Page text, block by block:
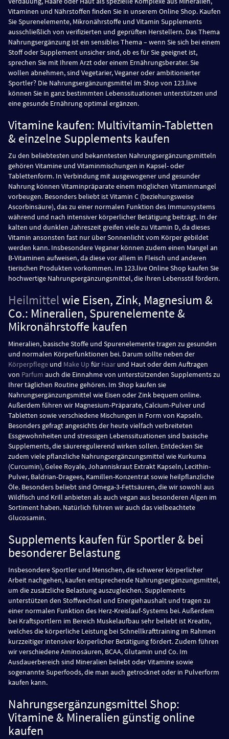
Vitaminen und Nährstoffen finden Sie in unserem Online Shop. Kaufen
Sie Spurenelemente, Mikronährstoffe und Vitamin Supplements
ausschließlich von verifizierten und geprüften Herstellern. Das Thema
Nahrungsergänzung ist ein sensibles Thema – wenn Sie sich bei einem
Stoff oder Supplement unsicher sind, ob es für Sie geeignet ist,
sprechen Sie mit Ihrem Arzt oder einem Ernährungsberater. Sie
wollen abnehmen, sind Vegetarier, Veganer oder ambitionierter
Sportler? Die Nahrungsergänzungsmittel im Shop von 123.live
können Sie in ganz bestimmten Lebenssituationen unterstützen und
eine gesunde Ernährung optimal ergänzen.
Vitamine kaufen: Multivitamin-Tabletten
& einzelne Supplements kaufen
Zu den beliebtesten und bekanntesten Nahrungsergänzungsmitteln
gehören Vitamine und Vitaminmischungen in Kapsel- oder
Tablettenform. In Verbindung mit ausgewogener und gesunder
Nahrung können Vitaminpräparate einem möglichen Vitaminmangel
vorbeugen. Besonders beliebt ist Vitamin C (beziehungsweise
Ascorbinsäure), das zu einer normalen Funktion des Immunsystems
während und nach intensiver körperlicher Betätigung beiträgt. In der
kalten und dunklen Jahreszeit greifen viele zu Vitamin D, da dieses
Vitamin ansonsten fast nur über Sonnenlicht vom Körper gebildet
werden kann. Insbesondere Veganer können zudem einen Mangel an
B-Vitaminen aufweisen, da diese vor allem in Fleisch und anderen
tierischen Produkten vorkommen. Im 123.live Online Shop kaufen Sie
hochwertige Nahrungsergänzungsmittel, die Ihren Lebensstil fördern.
Heilmittelwie Eisen, Zink, Magnesium &
Co.: Mineralien, Spurenelemente &
Mikronährstoffe kaufen
Mineralien, basische Stoffe und Spurenelemente tragen zu gesunden
und normalen Körperfunktionen bei. Darum sollte neben der
Körperpflege und Make Up für Haar und Haut oder dem Auftragen
von Parfum auch die Einnahme von unterstützenden Supplements zu
Ihrer täglichen Routine gehören. Im Shop kaufen sie
Nahrungsergänzungsmittel wie Eisen oder Zink bequem online.
Außerdem führen wir Magnesium-Präparate, Calcium-Pulver und
Tabletten sowie verschiedene Mischungen in Form von Kapseln.
Besonders gefragt angesichts der heute vielfach verbreiteten
Essgewohnheiten und stressigen Lebenssituationen sind basische
Supplements, die säureregulierend wirken sollen. Entdecken Sie
zudem viele pflanzliche Nahrungsergänzungsmittel wie Kurkuma
(Curcumin), Gelee Royale, Johanniskraut Extrakt Kapseln, Lecithin-
Pulver, Baldrian-Dragees, Kamillen-Konzentrat sowie heilpflanzliche
Öle. Besonders beliebt sind Omega-3-Fettsäuren, die wir sowohl aus
Wildfisch und Krill anbieten als auch vegan aus besonderen Algen im
Sortiment haben. Natürlich führen wir auch das vielbeachtete
Glucosamin.
Supplements kaufen für Sportler & bei
besonderer Belastung
Insbesondere Sportler und Menschen, die schwerer körperlicher
Arbeit nachgehen, kaufen entsprechende Nahrungsergänzungsmittel,
um die zusätzliche Belastung auszugleichen. Supplements
unterstützen den Stoffwechsel und Energiehaushalt und tragen zu
einer normalen Funktion des Herz-Kreislauf-Systems bei. Außerdem
bei Kraftsportlern im Bereich Muskelaufbau sehr beliebt ist Kreatin,
welches die körperliche Leistung bei Schnellkrafttraining im Rahmen
kurzzeitiger intensiver körperlicher Betätigung fördert. Zudem führen
wir verschiedene Aminosäuren, BCAA, Glutamin und Co. Im
Ausdauerbereich sind Mineralien beliebt oder Vitamine sowie
sogenannte Superfoods, die man auch getrocknet oder in Pulverform
kaufen kann.
Nahrungsergänzungsmittel Shop:
Vitamine & Mineralien günstig online
kaufen